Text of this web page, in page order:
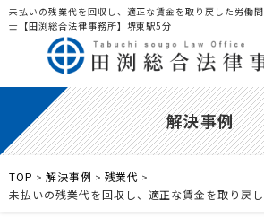
未払いの残業代を回収し、適正な賃金を取り戻した労働
士【田渕総合法律事務所】堺東駅5分
解決事例
TOP > 解決事例 > 残業代 >
未払いの残業代を回収し、適正な賃金を取り戻